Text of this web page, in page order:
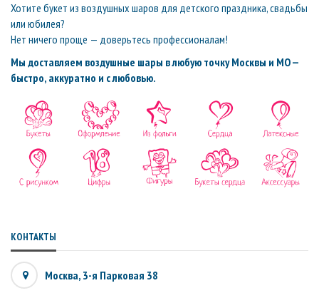
Хотите букет из воздушных шаров для детского праздника, свадьбы
или юбилея?
Нет ничего проще — доверьтесь профессионалам!
Мы доставляем воздушные шары в любую точку Москвы и МО —
быстро, аккуратно и с любовью.
КОНТАКТЫ
Москва, 3-я Парковая 38